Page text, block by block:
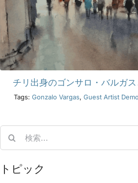
チリ出身のゴンサロ・バルガ
Tags: Gonzalo Vargas, Guest Artist
トピック